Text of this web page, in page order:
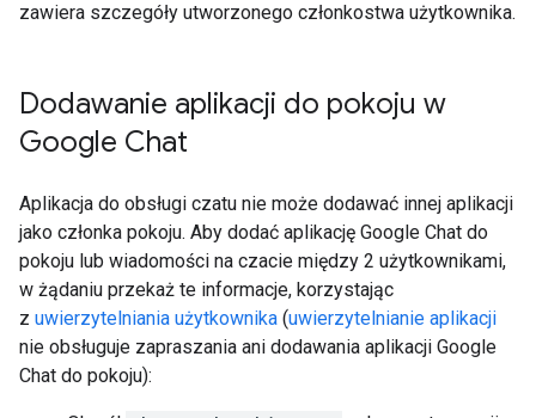
zawiera szczegóły utworzonego członkostwa użytkownika.
Dodawanie aplikacji do pokoju w
Google Chat
Aplikacja do obsługi czatu nie może dodawać innej aplikacji
jako członka pokoju. Aby dodać aplikację Google Chat do
pokoju lub wiadomości na czacie między 2 użytkownikami,
w żądaniu przekaż te informacje, korzystając
z uwierzytelniania użytkownika (uwierzytelnianie aplikacji
nie obsługuje zapraszania ani dodawania aplikacji Google
Chat do pokoju):